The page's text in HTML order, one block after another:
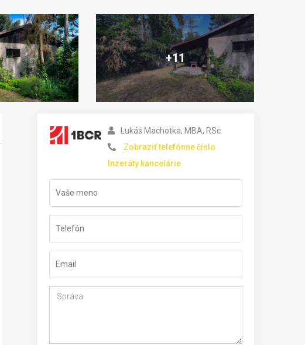
+11
Lukáš Machotka, MBA, RSc.
Zobraziť telefónne číslo
Inzeráty kancelárie